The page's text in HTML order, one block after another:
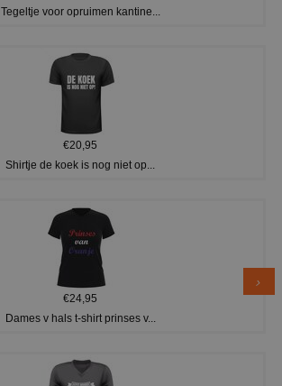
Tegeltje voor opruimen kantine...
€20,95
Shirtje de koek is nog niet op...
€24,95
Dames v hals t-shirt prinses v...